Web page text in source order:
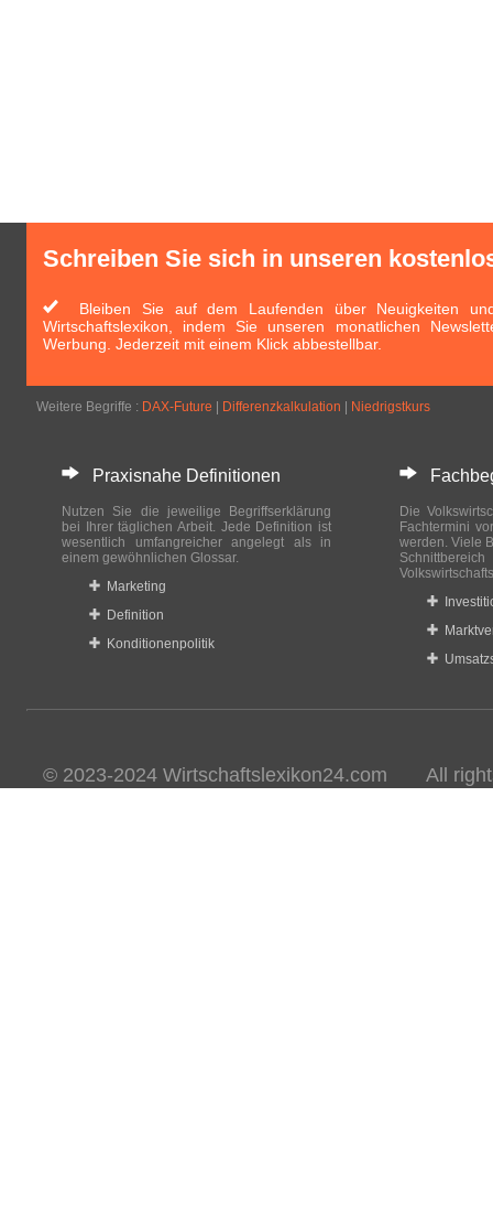
Schreiben Sie sich in unseren
Bleiben Sie auf dem Laufenden über Neuigkeiten
Wirtschaftslexikon, indem Sie unseren monatlichen
Werbung. Jederzeit mit einem Klick abbestellbar.
Weitere Begriffe : DAX-Future Differenzkalkulation Niedrigstkurs
Praxisnahe Definitionen
Nutzen Sie die jeweilige Begriffserklärung
bei Ihrer täglichen Arbeit. Jede Definition ist
wesentlich umfangreicher angelegt als in
einem gewöhnlichen Glossar.
Marketing
Definition
Konditionenpolitik
Die
Fachtermini
werden. Viele
© 2023-2024 Wirtschaftslexikon24.com All